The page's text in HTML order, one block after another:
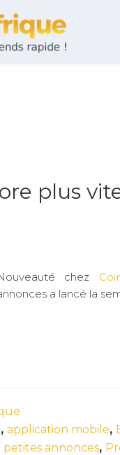
plus
chez
a lancé la
, application mobile,
petites annonces,